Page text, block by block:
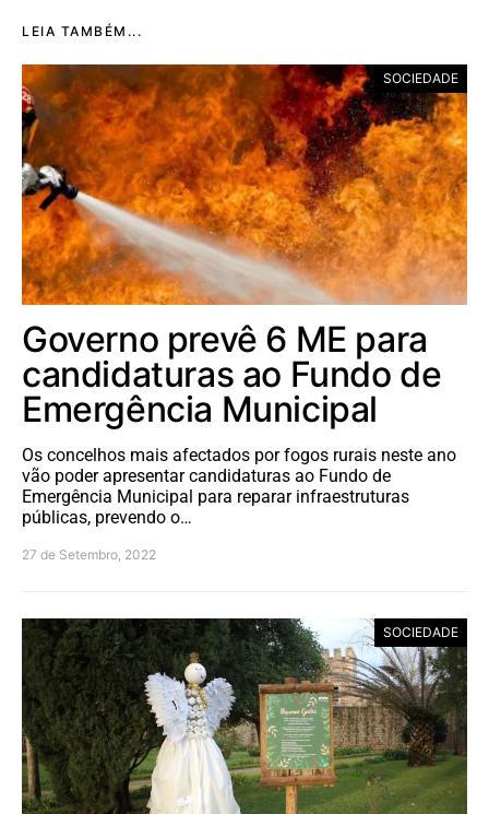
LEIA TAMBÉM...
SOCIEDADE
Governo prevê 6 ME para
candidaturas ao Fundo de
Emergência Municipal
Os concelhos mais afectados por fogos rurais neste ano
vão poder apresentar candidaturas ao Fundo de
Emergência Municipal para reparar infraestruturas
públicas, prevendo o…
27 de Setembro, 2022
SOCIEDADE